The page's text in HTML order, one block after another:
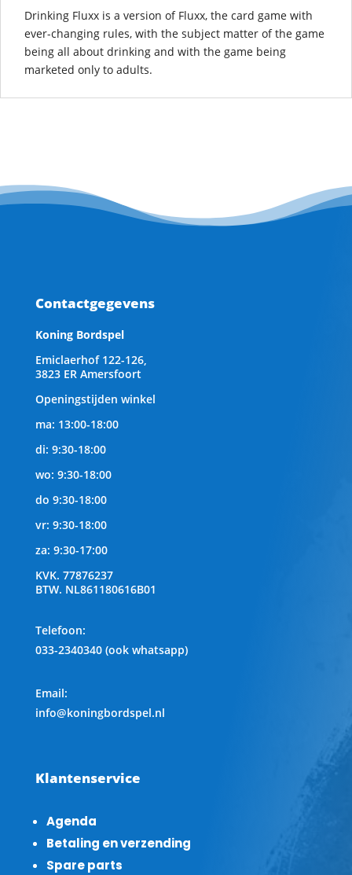
Drinking Fluxx is a version of Fluxx, the card game with
ever-changing rules, with the subject matter of the game
being all about drinking and with the game being
marketed only to adults.
Contactgegevens
Koning Bordspel
Emiclaerhof 122-126,
3823 ER Amersfoort
Openingstijden winkel
ma: 13:00-18:00
di: 9:30-18:00
wo: 9:30-18:00
do 9:30-18:00
vr: 9:30-18:00
za: 9:30-17:00
KVK. 77876237
BTW. NL861180616B01
Telefoon:
033-2340340 (ook whatsapp)
Email:
info@koningbordspel.nl
Klantenservice
Agenda
Betaling en verzending
Spare parts